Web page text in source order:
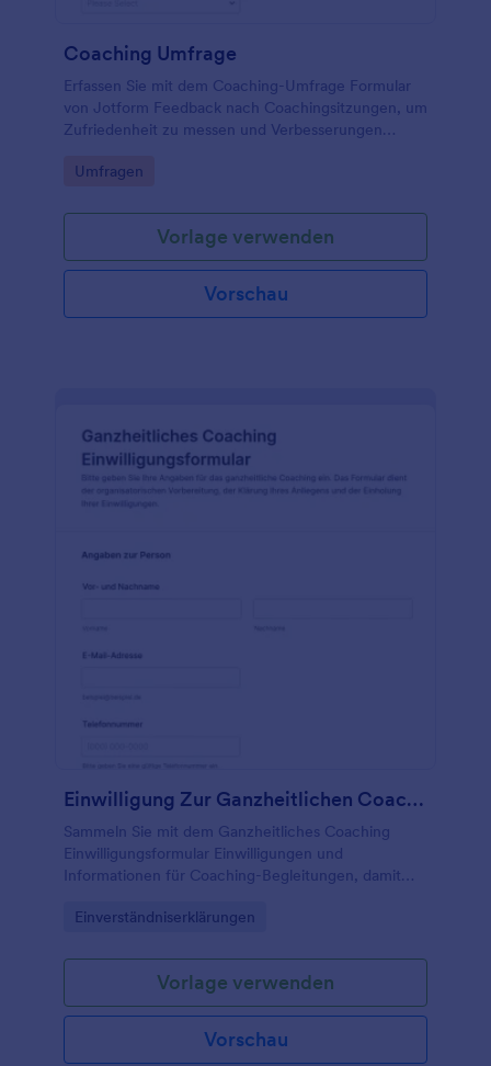
Coaching Umfrage
Erfassen Sie mit dem Coaching-Umfrage Formular
von Jotform Feedback nach Coachingsitzungen, um
Zufriedenheit zu messen und Verbesserungen
Personalentwicklung.
Go to Category:
Umfragen
Vorlage verwenden
Vorschau
Einwilligung Zur Ganzheitlichen Coaching Begleitung Waiver
Sammeln Sie mit dem Ganzheitliches Coaching
Einwilligungsformular Einwilligungen und
Informationen für Coaching-Begleitungen, damit
und jede Formularantwort in Jotform sauber
Go to Category:
Einverständniserklärungen
Vorlage verwenden
Vorschau